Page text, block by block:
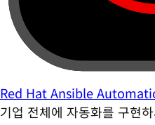
Red Hat Ansible
기업 전체에 자동화를 구현